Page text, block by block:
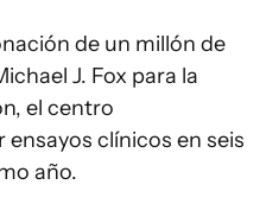
de un millón de
J. Fox para la
el centro
ensayos clínicos en seis
año.